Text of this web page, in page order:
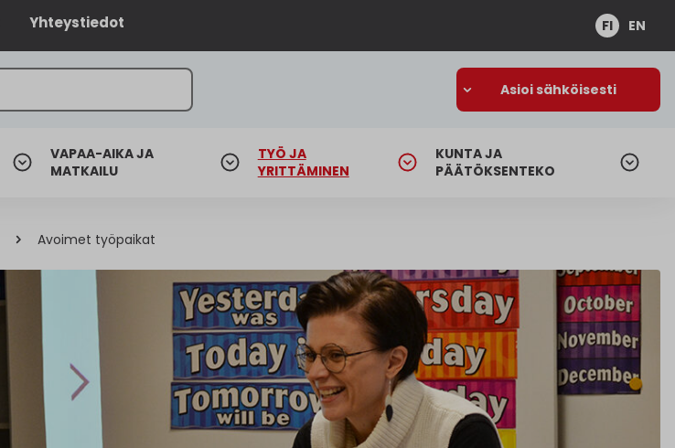
Yhteystiedot FI EN
Asioi sähköisesti
VAPAA-AIKA JA
MATKAILU
TYÖ JA
YRITTÄMINEN
KUNTA JA
PÄÄTÖKSENTEKO
Avoimet työpaikat